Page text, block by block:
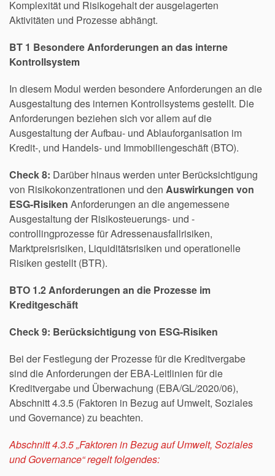
Komplexität und Risikogehalt der ausgelagerten
Aktivitäten und Prozesse abhängt.
BT 1 Besondere Anforderungen an das interne
Kontrollsystem
In diesem Modul werden besondere Anforderungen an die
Ausgestaltung des internen Kontrollsystems gestellt. Die
Anforderungen beziehen sich vor allem auf die
Ausgestaltung der Aufbau- und Ablauforganisation im
Kredit-, und Handels- und Immobiliengeschäft (BTO).
Check 8: Darüber hinaus werden unter Berücksichtigung
von Risikokonzentrationen und den Auswirkungen von
ESG-Risiken Anforderungen an die angemessene
Ausgestaltung der Risikosteuerungs- und -
controllingprozesse für Adressenausfallrisiken,
Marktpreisrisiken, Liquiditätsrisiken und operationelle
Risiken gestellt (BTR).
BTO 1.2 Anforderungen an die Prozesse im
Kreditgeschäft
Check 9: Berücksichtigung von ESG-Risiken
Bei der Festlegung der Prozesse für die Kreditvergabe
sind die Anforderungen der EBA-Leitlinien für die
Kreditvergabe und Überwachung (EBA/GL/2020/06),
Abschnitt 4.3.5 (Faktoren in Bezug auf Umwelt, Soziales
und Governance) zu beachten.
Abschnitt 4.3.5 „Faktoren in Bezug auf Umwelt, Soziales
und Governance“ regelt folgendes: